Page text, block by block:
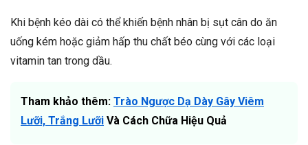
Khi bệnh kéo dài có thể khiến bệnh nhân bị sụt cân do ăn
uống kém hoặc giảm hấp thu chất béo cùng với các loại
vitamin tan trong dầu.
Tham khảo thêm: Trào Ngược Dạ Dày Gây Viêm
Lưỡi, Trắng Lưỡi Và Cách Chữa Hiệu Quả